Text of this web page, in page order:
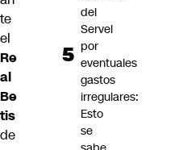
te
el
Re
al
Be
tis
de
del
Servel
por
eventuales
gastos
irregulares:
Esto
se